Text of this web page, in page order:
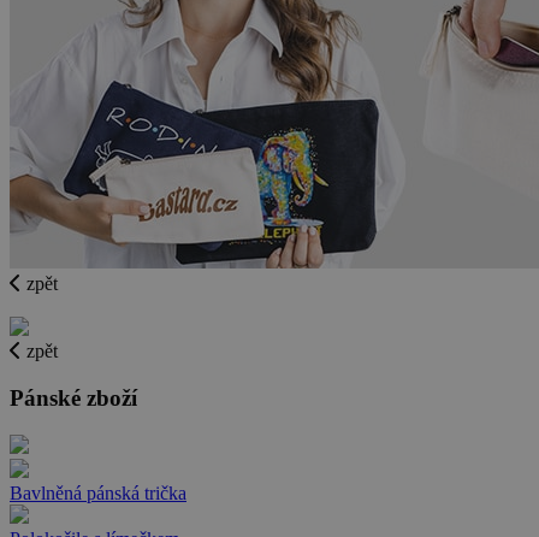
zpět
zpět
Pánské zboží
Bavlněná pánská trička